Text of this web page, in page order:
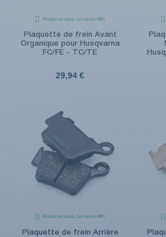
Produit en stock. Livraison 48H
Plaquette de frein Avant
Organique pour Husqvarna
FC/FE - TC/TE
29,94 €
Produit en stock. Livraison 48H
Plaquette de frein Arrière